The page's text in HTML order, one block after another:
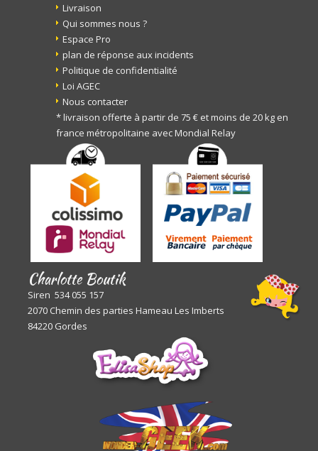
Livraison
Qui sommes nous ?
Espace Pro
plan de réponse aux incidents
Politique de confidentialité
Loi AGEC
Nous contacter
* livraison offerte à partir de 75 € et moins de 20 kg en
france métropolitaine avec Mondial Relay
Charlotte Boutik
Siren 534 055 157
2070 Chemin des parties Hameau Les Imberts
84220 Gordes